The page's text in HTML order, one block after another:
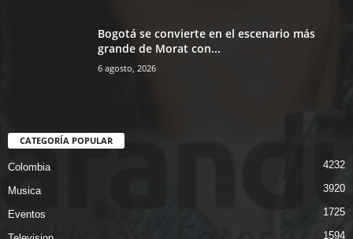
Bogotá se convierte en el escenario más
grande de Morat con...
6 agosto, 2026
CATEGORÍA POPULAR
Colombia 4232
Musica 3920
Eventos 1725
1594